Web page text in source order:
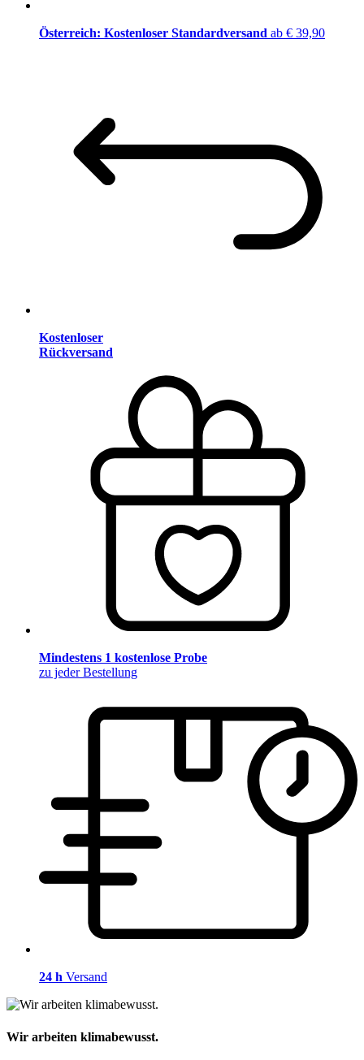
Österreich: Kostenloser Standardversand ab € 39,90
Kostenloser
Rückversand
Mindestens 1 kostenlose Probe
zu jeder Bestellung
24 h Versand
Wir arbeiten klimabewusst.